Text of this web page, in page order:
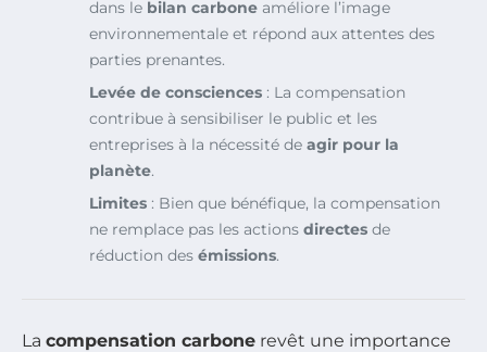
dans le bilan carbone améliore l’image
environnementale et répond aux attentes des
parties prenantes.
Levée de consciences : La compensation
contribue à sensibiliser le public et les
entreprises à la nécessité de agir pour la
planète.
Limites : Bien que bénéfique, la compensation
ne remplace pas les actions directes de
réduction des émissions.
La compensation carbone revêt une importance